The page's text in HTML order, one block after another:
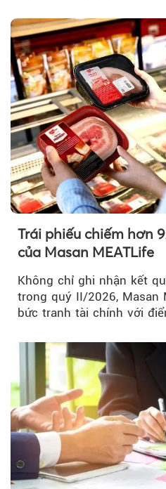
Trái phiếu chiếm hơn
của Masan MEATLife
Không chỉ ghi nhận kết
trong quý II/2026, Masan
bức tranh tài chính với